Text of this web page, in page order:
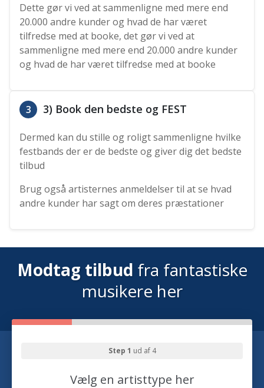
Dette gør vi ved at sammenligne med mere end
20.000 andre kunder og hvad de har været
tilfredse med at booke, det gør vi ved at
sammenligne med mere end 20.000 andre kunder
og hvad de har været tilfredse med at booke
3 3) Book den bedste og FEST
Dermed kan du stille og roligt sammenligne hvilke
festbands der er de bedste og giver dig det bedste
tilbud
Brug også artisternes anmeldelser til at se hvad
andre kunder har sagt om deres præstationer
Modtag tilbud fra fantastiske
musikere her
Step 1 ud af 4
Vælg en artisttype her